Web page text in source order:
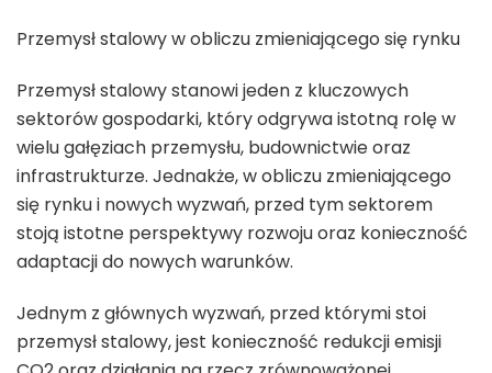
Przemysł stalowy w obliczu zmieniającego się rynku
Przemysł stalowy stanowi jeden z kluczowych
sektorów gospodarki, który odgrywa istotną rolę w
wielu gałęziach przemysłu, budownictwie oraz
infrastrukturze. Jednakże, w obliczu zmieniającego
się rynku i nowych wyzwań, przed tym sektorem
stoją istotne perspektywy rozwoju oraz konieczność
adaptacji do nowych warunków.
Jednym z głównych wyzwań, przed którymi stoi
przemysł stalowy, jest konieczność redukcji emisji